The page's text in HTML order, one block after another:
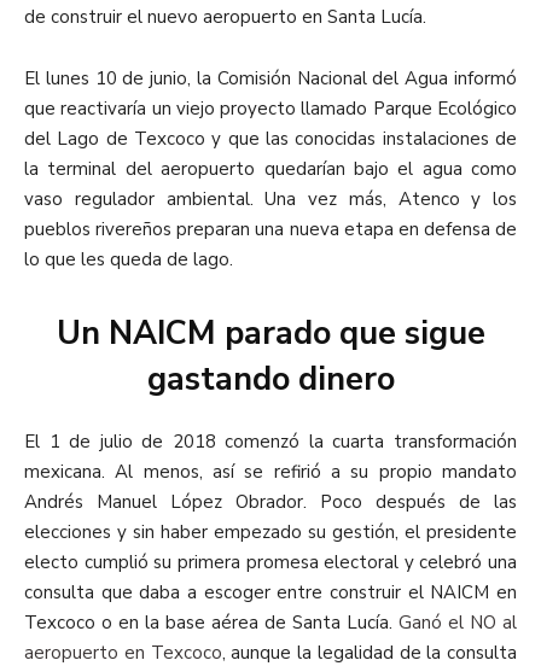
de construir el nuevo aeropuerto en Santa Lucía.
El lunes 10 de junio, la Comisión Nacional del Agua informó
que reactivaría un viejo proyecto llamado Parque Ecológico
del Lago de Texcoco y que las conocidas instalaciones de
la terminal del aeropuerto quedarían bajo el agua como
vaso regulador ambiental. Una vez más, Atenco y los
pueblos rivereños preparan una nueva etapa en defensa de
lo que les queda de lago.
Un NAICM parado que sigue
gastando dinero
El 1 de julio de 2018 comenzó la cuarta transformación
mexicana. Al menos, así se refirió a su propio mandato
Andrés Manuel López Obrador. Poco después de las
elecciones y sin haber empezado su gestión, el presidente
electo cumplió su primera promesa electoral y celebró una
consulta que daba a escoger entre construir el NAICM en
Texcoco o en la base aérea de Santa Lucía. Ganó el NO al
aeropuerto en Texcoco, aunque la legalidad de la consulta